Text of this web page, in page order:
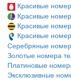
Красивые
Красивые
Красивые
Красивые
Серебряные
Золотые номера
Платиновые
Эксклюзивные